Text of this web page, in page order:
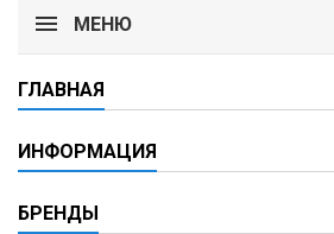
МЕНЮ
ГЛАВНАЯ
ИНФОРМАЦИЯ
БРЕНДЫ